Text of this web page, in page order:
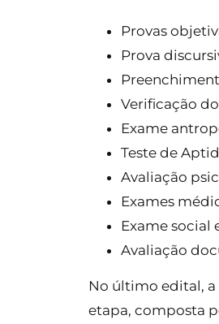
Provas
Prova
Verificação
Exame
Teste de
Avaliação
Exames
Exame social
Avaliação
No último edital, a
etapa, composta